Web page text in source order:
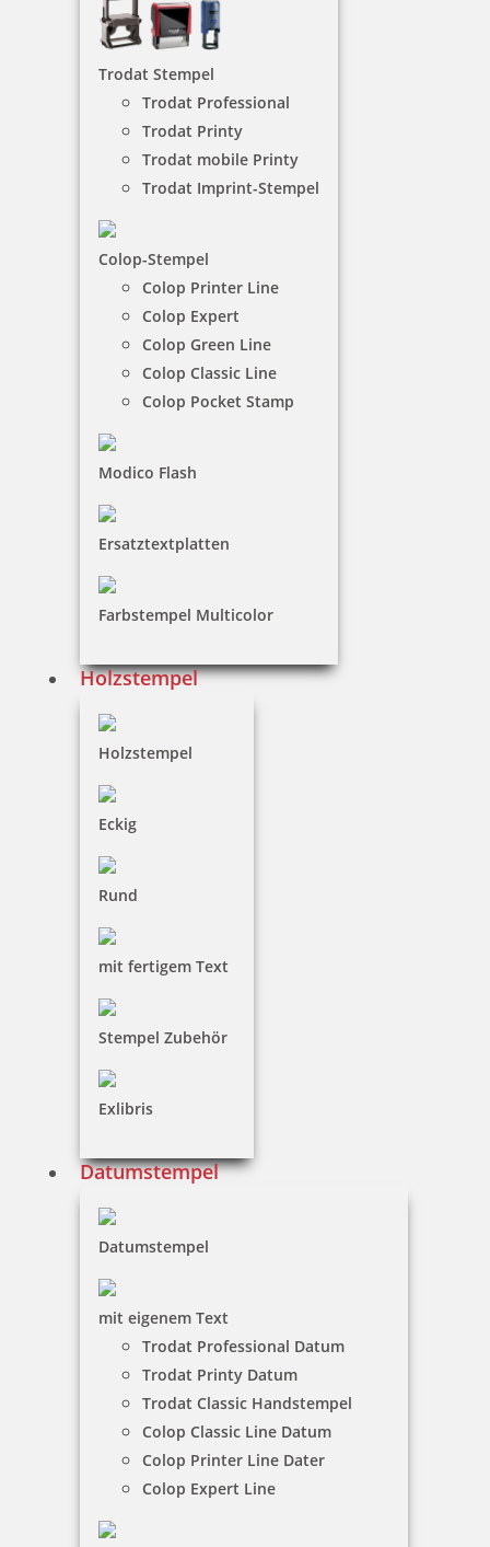
Trodat Stempel
Trodat Professional
Trodat Printy
Trodat mobile Printy
Trodat Imprint-Stempel
Colop-Stempel
Colop Printer Line
Colop Expert
Colop Green Line
Colop Classic Line
Colop Pocket Stamp
Modico Flash
Ersatztextplatten
Farbstempel Multicolor
Holzstempel
Holzstempel
Eckig
Rund
mit fertigem Text
Stempel Zubehör
Exlibris
Datumstempel
Datumstempel
mit eigenem Text
Trodat Professional Datum
Trodat Printy Datum
Trodat Classic Handstempel
Colop Classic Line Datum
Colop Printer Line Dater
Colop Expert Line
27 Artikel in der Kategorie
Runder Osterstempel 25 Holz Frühlingsgrüße
14,80 €
Osterstempel 26 Holz Frohe Ostern mit großem Osterei
Jetzt gestalten
Osterstempel 27 Holz Dekozweig mit Ostereiern
12,85 €
Jetzt gestalten